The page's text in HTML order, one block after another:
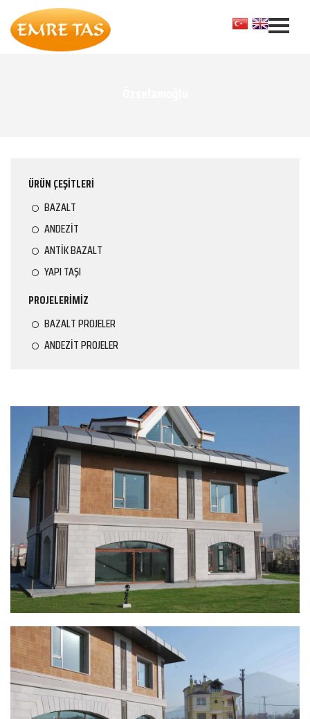
ÜRÜN ÇEŞİTLERİ
BAZALT
ANDEZİT
ANTİK BAZALT
YAPI TAŞI
PROJELERİMİZ
BAZALT PROJELER
ANDEZİT PROJELER